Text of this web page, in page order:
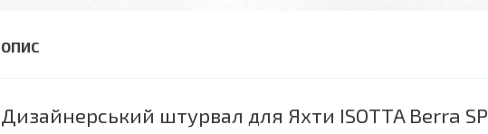
Дизайнерський штурвал для Яхти ISOTTA Berra SP